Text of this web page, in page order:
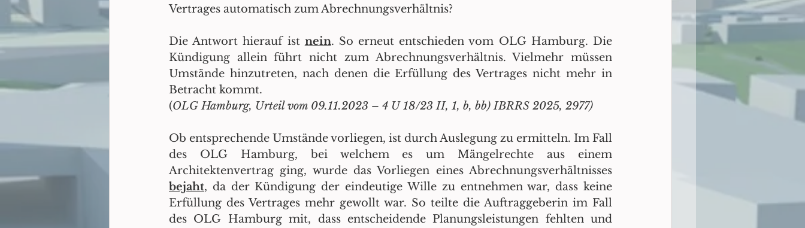
Vertrages automatisch zum Abrechnungsverhältnis?
Die Antwort hierauf ist nein. So erneut entschieden vom OLG Hamburg. Die
Kündigung allein führt nicht zum Abrechnungsverhältnis. Vielmehr müssen
Umstände hinzutreten, nach denen die Erfüllung des Vertrages nicht mehr in
Betracht kommt.
(OLG Hamburg, Urteil vom 09.11.2023 – 4 U 18/23 II, 1, b, bb) IBRRS 2025, 2977)
Ob entsprechende Umstände vorliegen, ist durch Auslegung zu ermitteln. Im Fall
des OLG Hamburg, bei welchem es um Mängelrechte aus einem
bejaht, da der Kündigung der eindeutige Wille zu entnehmen war, dass keine
Erfüllung des Vertrages mehr gewollt war. So teilte die Auftraggeberin im Fall
des OLG Hamburg mit, dass entscheidende Planungsleistungen fehlten und